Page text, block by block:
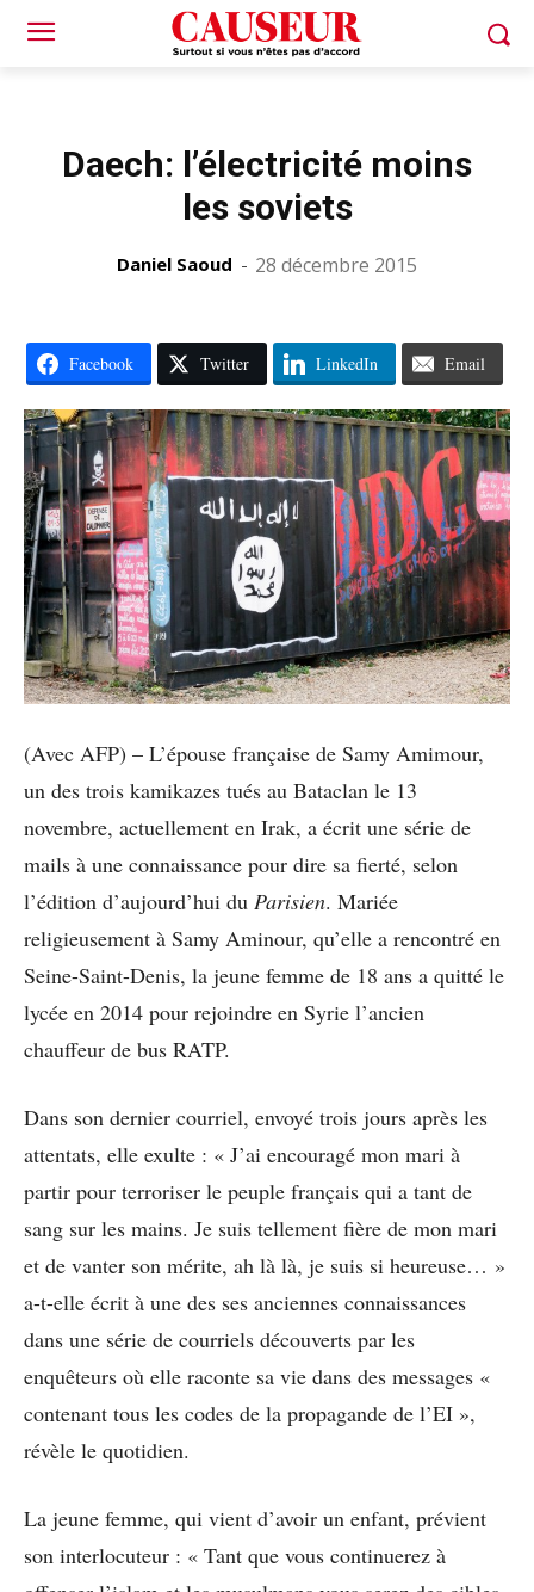
Daech: l’électricité moins
les soviets
Daniel Saoud - 28 décembre 2015
Facebook Twitter LinkedIn Email
(Avec AFP) – L’épouse française de Samy Amimour,
un des trois kamikazes tués au Bataclan le 13
novembre, actuellement en Irak, a écrit une série de
mails à une connaissance pour dire sa fierté, selon
l’édition d’aujourd’hui du Parisien. Mariée
religieusement à Samy Aminour, qu’elle a rencontré en
Seine-Saint-Denis, la jeune femme de 18 ans a quitté le
lycée en 2014 pour rejoindre en Syrie l’ancien
chauffeur de bus RATP.
Dans son dernier courriel, envoyé trois jours après les
attentats, elle exulte : « J’ai encouragé mon mari à
partir pour terroriser le peuple français qui a tant de
sang sur les mains. Je suis tellement fière de mon mari
et de vanter son mérite, ah là là, je suis si heureuse… »
a-t-elle écrit à une des ses anciennes connaissances
dans une série de courriels découverts par les
enquêteurs où elle raconte sa vie dans des messages «
contenant tous les codes de la propagande de l’EI »,
révèle le quotidien.
La jeune femme, qui vient d’avoir un enfant, prévient
son interlocuteur : « Tant que vous continuerez à